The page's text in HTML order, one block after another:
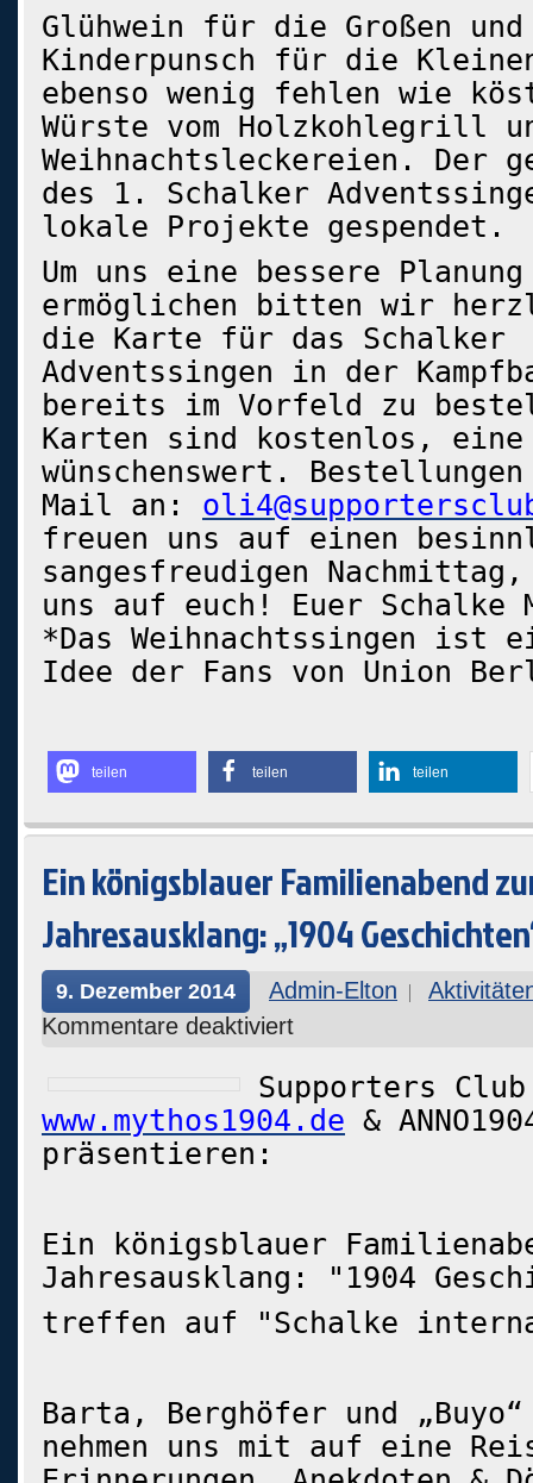
Glühwein für die Großen und
Kinderpunsch für die
ebenso wenig fehlen wie
Würste vom Holzkohlegrill
Weihnachtsleckereien. Der
des 1. Schalker
lokale Projekte gespendet.
Um uns eine bessere
ermöglichen bitten wir
die Karte für das Schalker
Adventssingen in der
bereits im Vorfeld zu
Karten sind kostenlos, eine
wünschenswert.
Mail an:
freuen uns auf einen
sangesfreudigen
uns auf euch! Euer Schalke
*Das Weihnachtssingen ist
Idee der Fans von Union
teilen teilen teilen
Ein königsblauer Familienabend
Jahresausklang: „1904
9. Dezember 2014 Admin-Elton
Kommentare deaktiviert
Supporters
www.mythos1904.de &
präsentieren:
Ein königsblauer
Jahresausklang: "1904
treffen auf "Schalke
Barta, Berghöfer und „Buyo“
nehmen uns mit auf eine